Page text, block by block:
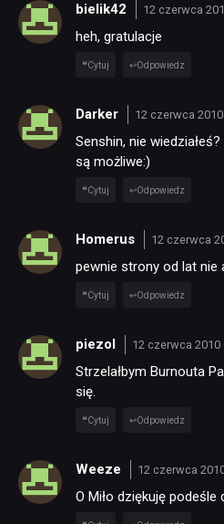
NEWSY
RECENZJE
KULTURA
bielik42 12 czerwca
heh, gratulacje
Cytuj Odpowiedz
Darker 12 czerwca
Senshin, nie
są możliwe:)
Cytuj Odpowiedz
Homerus 12 czerwca
pewnie strony od lat nie
Cytuj Odpowiedz
piezol 12 czerwca 2010
Strzelałbym Burnouta
się.
Cytuj Odpowiedz
Weeze 12 czerwca
O Miło dziękuję podeśle